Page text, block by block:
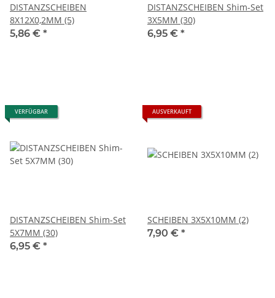
DISTANZSCHEIBEN
8X12X0,2MM (5)
5,86 € *
DISTANZSCHEIBEN Shim-Set
3X5MM (30)
6,95 € *
VERFÜGBAR
DISTANZSCHEIBEN Shim-Set
5X7MM (30)
6,95 € *
AUSVERKAUFT
SCHEIBEN 3X5X10MM (2)
7,90 € *